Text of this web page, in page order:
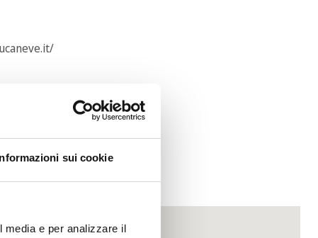
sui cookie
media e per analizzare il